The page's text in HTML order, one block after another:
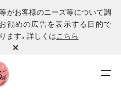
がお客様のニーズ等について調
勧めの広告を表示する目的で
ます。詳しくはこちら